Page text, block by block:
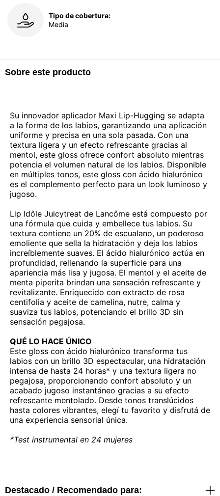
Tipo de cobertura:
Media
Sobre este producto
Su innovador aplicador Maxi Lip-Hugging se adapta
a la forma de los labios, garantizando una aplicación
uniforme y precisa en una sola pasada. Con una
textura ligera y un efecto refrescante gracias al
mentol, este gloss ofrece confort absoluto mientras
potencia el volumen natural de los labios. Disponible
en múltiples tonos, este gloss con ácido hialurónico
es el complemento perfecto para un look luminoso y
jugoso.
Lip Idôle Juicytreat de Lancôme está compuesto por
una fórmula que cuida y embellece tus labios. Su
textura contiene un 20% de escualano, un poderoso
emoliente que sella la hidratación y deja los labios
increíblemente suaves. El ácido hialurónico actúa en
profundidad, rellenando la superficie para una
apariencia más lisa y jugosa. El mentol y el aceite de
menta piperita brindan una sensación refrescante y
revitalizante. Enriquecido con extracto de rosa
centifolia y aceite de camelina, nutre, calma y
suaviza tus labios, potenciando el brillo 3D sin
sensación pegajosa.
QUÉ LO HACE ÚNICO
Este gloss con ácido hialurónico transforma tus
labios con un brillo 3D espectacular, una hidratación
intensa de hasta 24 horas* y una textura ligera no
pegajosa, proporcionando confort absoluto y un
acabado jugoso instantáneo gracias a su efecto
refrescante mentolado. Desde tonos translúcidos
hasta colores vibrantes, elegí tu favorito y disfrutá de
una experiencia sensorial única.
*Test instrumental en 24 mujeres
Destacado / Recomendado para: